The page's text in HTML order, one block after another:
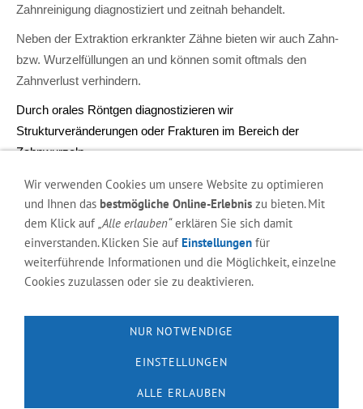
Zahnreinigung diagnostiziert und zeitnah behandelt.
Neben der Extraktion erkrankter Zähne bieten wir auch Zahn-
bzw. Wurzelfüllungen an und können somit oftmals den
Zahnverlust verhindern.
Durch orales Röntgen diagnostizieren wir
Strukturveränderungen oder Frakturen im Bereich der
Zahnwurzeln.
Die für die Zahnbehandlung oder anderweitigen Eingriffe in der
Maulhöhle notwendige Vollnarkose überwachen wir mit
umfangreichen Narkose-Monitoring
Spezialist für Pferdezahnbehandlungen
Referenzen vor zu weisen.
ImpressumDatenschutzerklärungKontaktAnfahrtCookies
Wir verwenden Cookies um unsere Website zu optimieren
und Ihnen das bestmögliche Online-Erlebnis zu bieten. Mit
dem Klick auf „Alle erlauben“erklären Sie sich damit
einverstanden. Klicken Sie auf Einstellungen für
weiterführende Informationen und die Möglichkeit, einzelne
Cookies zuzulassen oder sie zu deaktivieren.
NUR NOTWENDIGE
EINSTELLUNGEN
ALLE ERLAUBEN